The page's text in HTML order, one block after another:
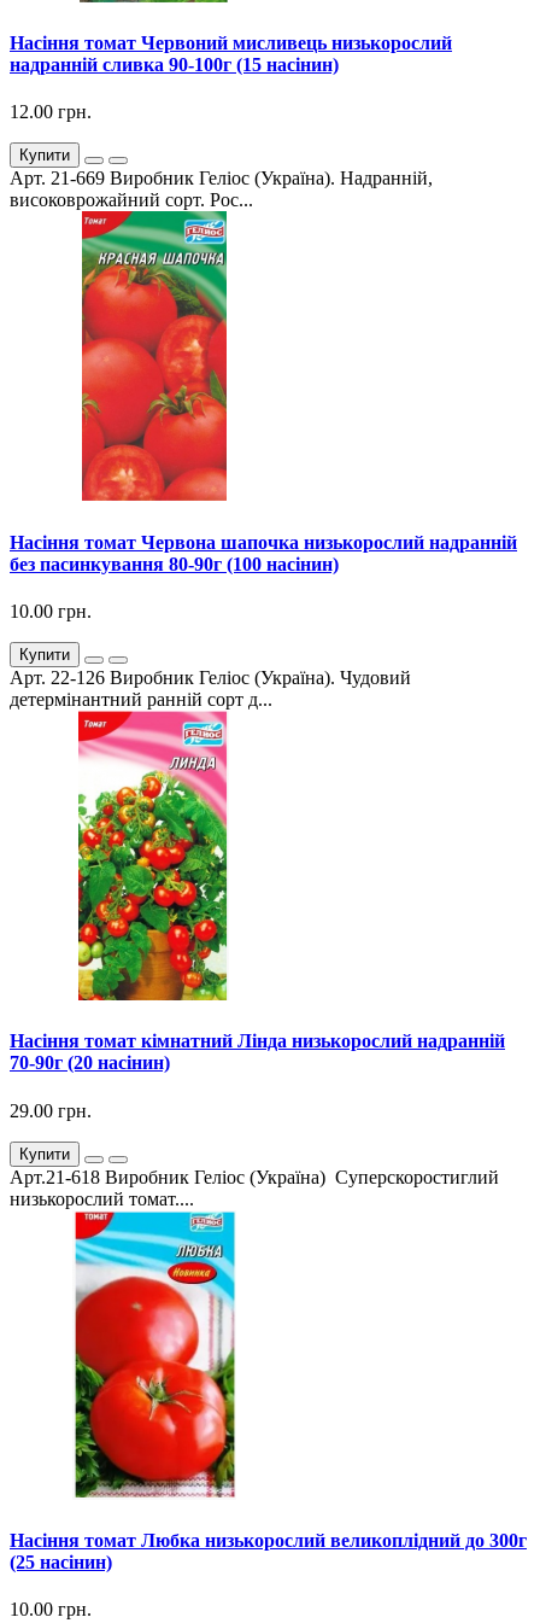
Насіння томат Червоний мисливець низькорослий
надранній сливка 90-100г (15 насінин)
12.00 грн.
Купити
Арт. 21-669 Виробник Геліос (Україна). Надранній,
високоврожайний сорт. Рос...
Насіння томат Червона шапочка низькорослий надранній
без пасинкування 80-90г (100 насінин)
10.00 грн.
Купити
Арт. 22-126 Виробник Геліос (Україна). Чудовий
детермінантний ранній сорт д...
Насіння томат кімнатний Лінда низькорослий надранній
70-90г (20 насінин)
29.00 грн.
Купити
Арт.21-618 Виробник Геліос (Україна) Суперскоростиглий
низькорослий томат....
Насіння томат Любка низькорослий великоплідний до 300г
(25 насінин)
10.00 грн.